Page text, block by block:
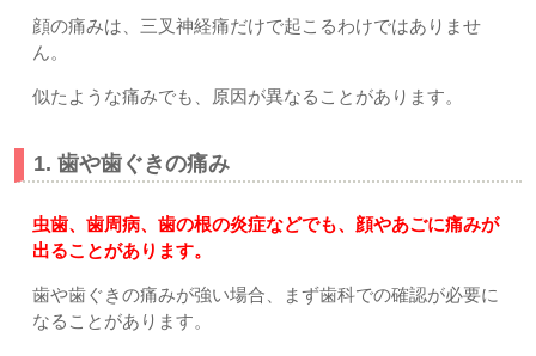
顔の痛みは、三叉神経痛だけで起こるわけではありませ
ん。
似たような痛みでも、原因が異なることがあります。
1. 歯や歯ぐきの痛み
虫歯、歯周病、歯の根の炎症などでも、顔やあごに痛みが
出ることがあります。
歯や歯ぐきの痛みが強い場合、まず歯科での確認が必要に
なることがあります。